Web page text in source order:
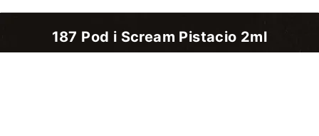
187 Pod i Scream Pistacio 2ml